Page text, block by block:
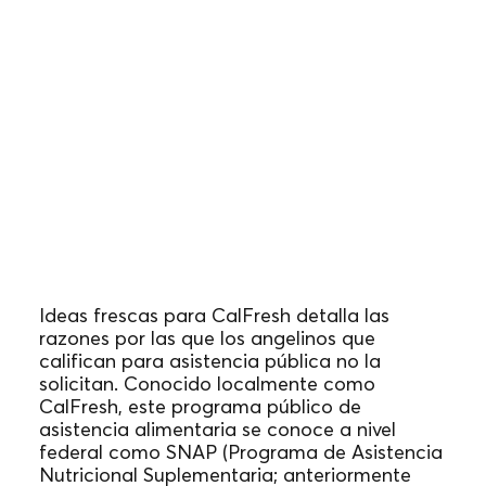
Ideas frescas para CalFresh detalla las
razones por las que los angelinos que
califican para asistencia pública no la
solicitan. Conocido localmente como
CalFresh, este programa público de
asistencia alimentaria se conoce a nivel
federal como SNAP (Programa de Asistencia
Nutricional Suplementaria; anteriormente